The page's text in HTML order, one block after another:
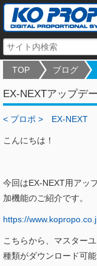
TOP ブログ
EX-NEXTアップデ
< プロポ > EX-NEXT
こんにちは！
今回はEX-NEXT用アッ
加機能のご紹介です。
https://
こちらから、マスター
種類がダウンロード可能